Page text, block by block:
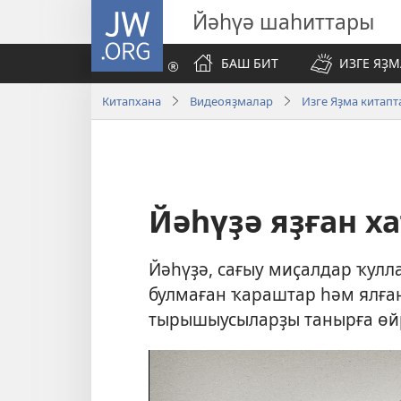
JW.ORG Йәһүә шаһиттары
БАШ БИТ
ИЗГЕ
Китапхана Видеояҙмалар Изге Яҙма
Йәһүҙә яҙған
Йәһүҙә, сағыу миҫалдар
булмаған ҡараштар һәм
тырышыусыларҙы танырға